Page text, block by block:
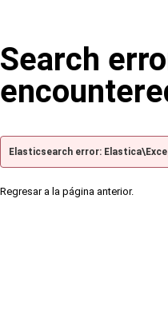
Search
Elasticsearch error:
Regresar a la página anterior.